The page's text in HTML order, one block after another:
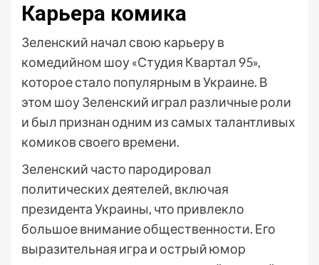
Карьера комика
Зеленский начал свою карьеру в
комедийном шоу «Студия Квартал 95»,
которое стало популярным в Украине. В
этом шоу Зеленский играл различные роли
и был признан одним из самых талантливых
комиков своего времени.
Зеленский часто пародировал
политических деятелей, включая
президента Украины, что привлекло
большое внимание общественности. Его
выразительная игра и острый юмор